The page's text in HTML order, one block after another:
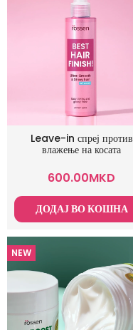
Leave-in спреј против
влажење на косата
600.00MKD
ДОДАЈ ВО КОШНА
NEW